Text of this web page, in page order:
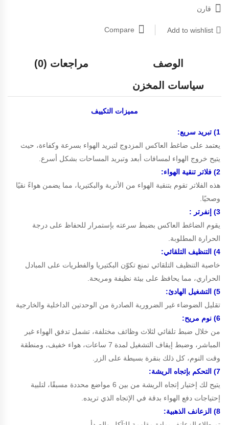
قارن
Add to wishlist
Compare
الوصف
مراجعات (0)
سياسات المخزن
مميزات التكييف
1) تبريد سريع:
يعتمد على ضاغط العاكس المزدوج لتبريد الهواء بسرعة وكفاءة، حيث
يتيح خروج الهواء لمسافات أبعد وتبريد المساحات بشكل أسرع.
2) فلاتر تنقية الهواء:
هذه الفلاتر تقوم بتنقية الهواء من الأتربة والبكتيريا، مما يضمن هواءً نقيًا
وصحيًا.
3) إنفرتر :
يقوم الضاغط العاكس بضبط سرعته بإستمرار للحفاظ على درجة
الحرارة المطلوبة.
4) التنظيف التلقائي:
خاصية التنظيف التلقائي تمنع تكوّن البكتيريا والفطريات على المبادل
الحراري، مما يحافظ على بيئة نظيفة ومريحة.
5) التشغيل الهادئ:
تقليل الضوضاء غير الضرورية الصادرة من الوحدتين الداخلية والخارجية
6) نوم مريح:
من خلال ضبط تلقائي لثلاث وظائف مختلفة، تشمل تدفق الهواء غير
المباشر، وضبط إيقاف التشغيل لمدة 7 ساعات، هواء خفيف، ومنطقة
وقت النوم، كل ذلك بنقرة بسيطة على الزر.
7) التحكم بإتجاه الريشة:
يتيح لك إختيار إتجاه الريشة من بين 6 مواضع محددة مسبقًا، لتلبية
إحتياجات دفع الهواء بدقة في الإتجاه الذي تريده.
8) الزعانف الذهبية: